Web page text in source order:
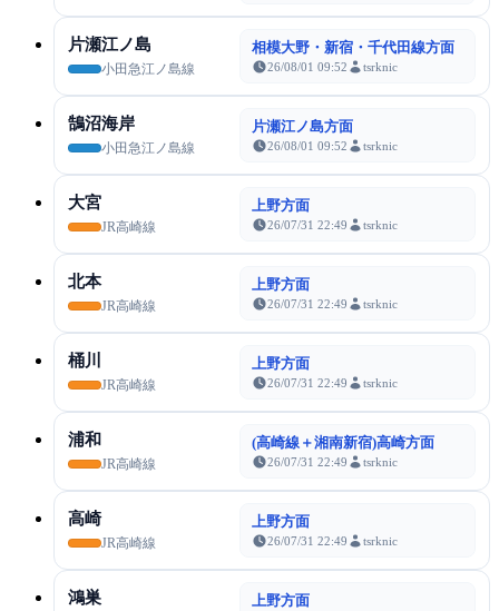
片瀬江ノ島
小田急江ノ島線
相模大野・新宿・千代田線方面
26/08/01 09:52 tsrknic
鵠沼海岸
小田急江ノ島線
片瀬江ノ島方面
26/08/01 09:52 tsrknic
大宮
JR高崎線
上野方面
26/07/31 22:49 tsrknic
北本
JR高崎線
上野方面
26/07/31 22:49 tsrknic
桶川
JR高崎線
上野方面
26/07/31 22:49 tsrknic
浦和
JR高崎線
(高崎線＋湘南新宿)高崎方面
26/07/31 22:49 tsrknic
高崎
JR高崎線
上野方面
26/07/31 22:49 tsrknic
鴻巣 上野方面